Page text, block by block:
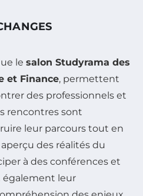
le salon Studyrama des
et Finance, permettent
des professionnels et
rencontres sont
leur parcours tout en
des réalités du
à des conférences et
également leur